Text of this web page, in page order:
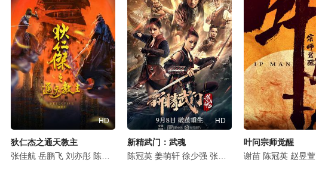
胡丹丹 曹曦月 张净桐 姚一奇 马小茜 沈浩
HD
狄仁杰之通天教主
张佳航 岳鹏飞 刘亦彤 陈冠英 张震
HD
新精武门：武魂
陈冠英 姜萌轩 徐少强 张春仲 杜玉明 史洪波
叶问宗师觉醒
谢苗 陈冠英 赵昱萱